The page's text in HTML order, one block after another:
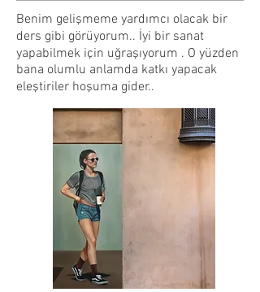
Benim gelişmeme yardımcı olacak bir
ders gibi görüyorum.. İyi bir sanat
yapabilmek için uğraşıyorum . O yüzden
bana olumlu anlamda katkı yapacak
eleştiriler hoşuma gider..